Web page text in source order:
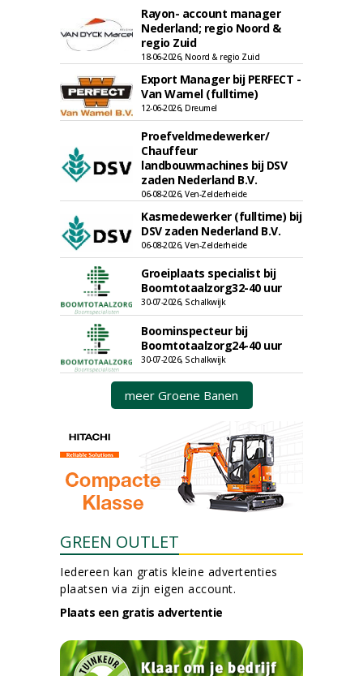
Rayon- account manager
Nederland; regio Noord &
regio Zuid
18-06-2026, Noord & regio Zuid
Export Manager bij PERFECT -
Van Wamel (fulltime)
12-06-2026, Dreumel
Proefveldmedewerker/
Chauffeur
landbouwmachines bij DSV
zaden Nederland B.V.
06-08-2026, Ven-Zelderheide
Kasmedewerker (fulltime) bij
DSV zaden Nederland B.V.
06-08-2026, Ven-Zelderheide
Groeiplaats specialist bij
Boomtotaalzorg32-40 uur
30-07-2026, Schalkwijk
Boominspecteur bij
Boomtotaalzorg24-40 uur
30-07-2026, Schalkwijk
meer Groene Banen
GREEN OUTLET
Iedereen kan gratis kleine advertenties
plaatsen via zijn eigen account.
Plaats een gratis advertentie